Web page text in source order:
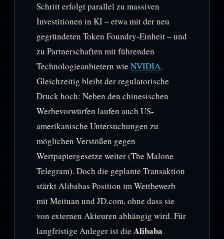
Schritt erfolgt parallel zu massiven
Investitionen in KI – etwa mit der neu
gegründeten Token Foundry-Einheit – und
zu Partnerschaften mit führenden
Technologieanbietern wie NVIDIA.
Gleichzeitig bleibt der regulatorische
Druck hoch: Neben den chinesischen
Werbevorwürfen laufen auch US-
amerikanische Untersuchungen zu
möglichen Verstößen gegen
Wertpapiergesetze weiter (The Malone
Telegram). Doch die geplante Transaktion
stärkt Alibabas Position im Wettbewerb
mit Meituan und JD.com, ohne dass sie
von externen Akteuren abhängig wird. Für
langfristige Anleger ist die Alibaba